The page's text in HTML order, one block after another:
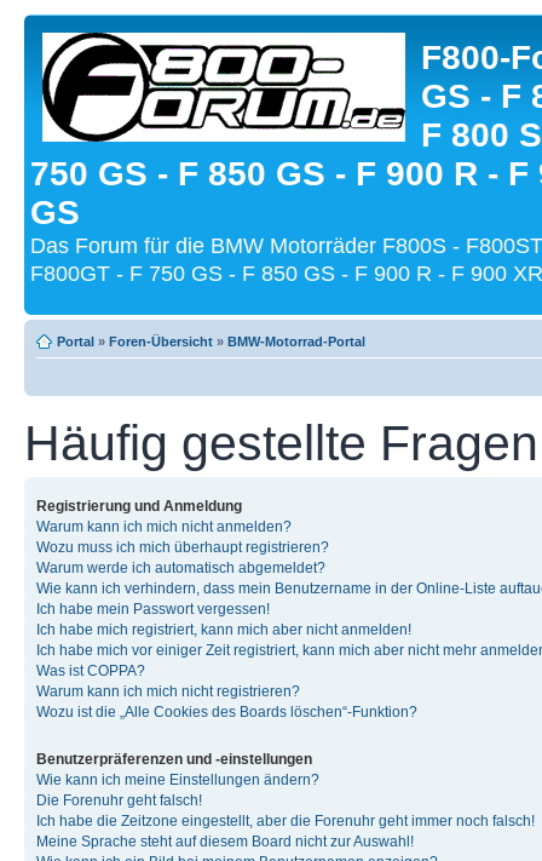
F800-
GS - F
F 800
750 GS - F 850 GS - F 900 R - F
GS
Das Forum für die BMW Motorräder F800S -
F800GT - F 750 GS - F 850 GS - F 900 R - F 900
Portal » Foren-Übersicht » BMW-Motorrad-Portal
Häufig gestellte Fragen
Registrierung und Anmeldung
Warum kann ich mich nicht anmelden?
Wozu muss ich mich überhaupt registrieren?
Warum werde ich automatisch abgemeldet?
Wie kann ich verhindern, dass mein Benutzername in der Online-Liste
Ich habe mein Passwort vergessen!
Ich habe mich registriert, kann mich aber nicht anmelden!
Ich habe mich vor einiger Zeit registriert, kann mich aber nicht mehr
Was ist COPPA?
Warum kann ich mich nicht registrieren?
Wozu ist die „Alle Cookies des Boards löschen“-Funktion?
Benutzerpräferenzen und -einstellungen
Wie kann ich meine Einstellungen ändern?
Die Forenuhr geht falsch!
Ich habe die Zeitzone eingestellt, aber die Forenuhr geht immer noch falsch!
Meine Sprache steht auf diesem Board nicht zur Auswahl!